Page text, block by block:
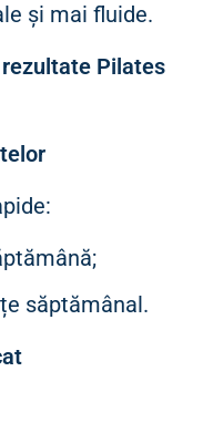
și mai fluide.
Pilates
săptămânal.